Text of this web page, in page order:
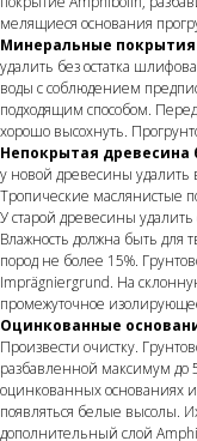
мелящиеся основания
Минеральные покрытия
удалить без остатка
воды с соблюдением
подходящим способом.
хорошо высохнуть.
Непокрытая древесина
у новой древесины
Тропические маслянистые
У старой древесины
Влажность должна быть для
пород не более 15%.
Imprägniergrund. На
промежуточное
Оцинкованные
Произвести очистку.
разбавленной максимум до
оцинкованных основаниях
появляться белые высолы.
дополнительный слой